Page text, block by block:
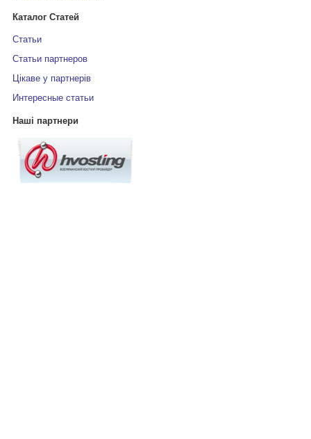
Каталог Статей
Статьи
Статьи партнеров
Цікаве у партнерів
Интересные статьи
Наші партнери